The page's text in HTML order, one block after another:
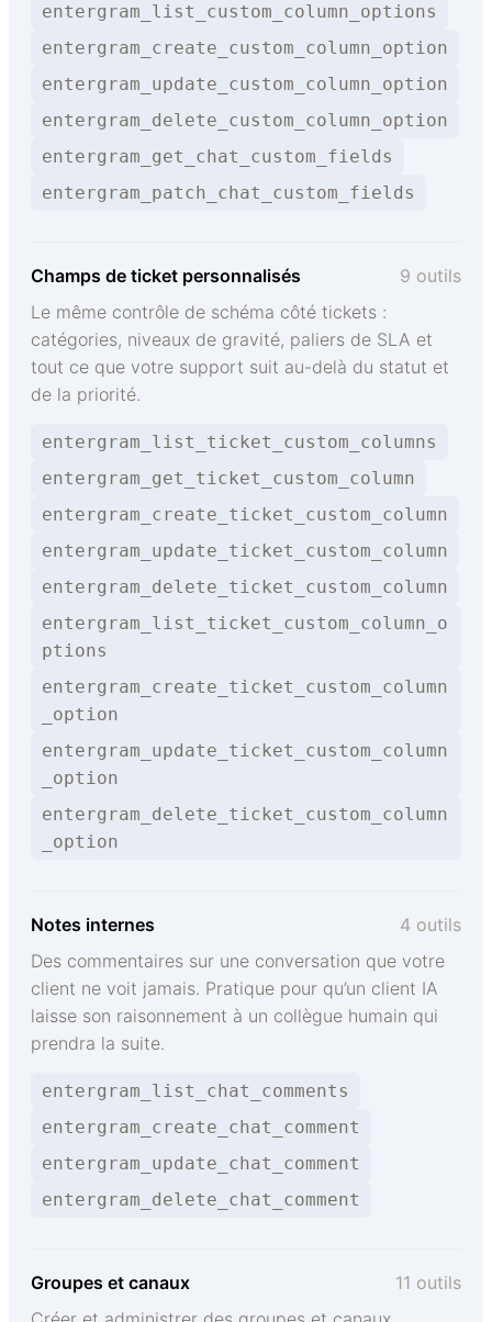
entergram_list_custom_column_options
entergram_create_custom_column_option
entergram_update_custom_column_option
entergram_delete_custom_column_option
entergram_get_chat_custom_fields
entergram_patch_chat_custom_fields
Champs de ticket personnalisés
9 outils
Le même contrôle de schéma côté tickets :
catégories, niveaux de gravité, paliers de SLA et
tout ce que votre support suit au-delà du statut et
de la priorité.
entergram_list_ticket_custom_columns
entergram_get_ticket_custom_column
entergram_create_ticket_custom_column
entergram_update_ticket_custom_column
entergram_delete_ticket_custom_column
entergram_list_ticket_custom_column_o
ptions
entergram_create_ticket_custom_column
_option
entergram_update_ticket_custom_column
_option
entergram_delete_ticket_custom_column
_option
Notes internes
4 outils
Des commentaires sur une conversation que votre
client ne voit jamais. Pratique pour qu’un client IA
laisse son raisonnement à un collègue humain qui
prendra la suite.
entergram_list_chat_comments
entergram_create_chat_comment
entergram_update_chat_comment
entergram_delete_chat_comment
Groupes et canaux
11 outils